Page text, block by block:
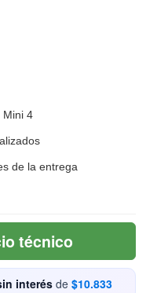
Mini 4
de la entrega
técnico
interésde $10.833